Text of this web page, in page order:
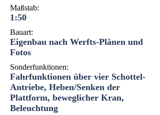
Maßstab:
1:50
Bauart:
Eigenbau nach Werfts-Plänen und
Fotos
Sonderfunktionen:
Fahrfunktionen über vier Schottel-
Antriebe, Heben/Senken der
Plattform, beweglicher Kran,
Beleuchtung